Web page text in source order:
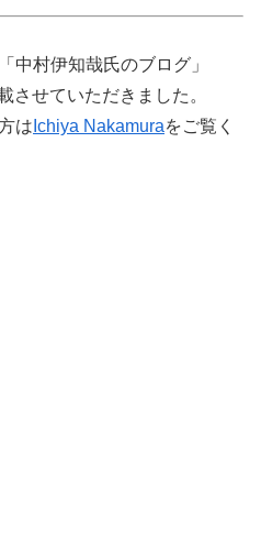
中村伊知哉氏のブログ」
させていただきました。
は Ichiya Nakamuraをご覧く